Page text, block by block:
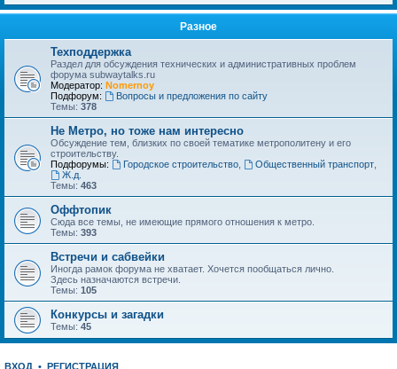
Разное
Техподдержка
Раздел для обсуждения технических и административных проблем
форума subwaytalks.ru
Модератор: Nomernoy
Подфорум:
Вопросы и предложения по сайту
Темы: 378
Не Метро, но тоже нам интересно
Обсуждение тем, близких по своей тематике метрополитену и его
строительству.
Подфорумы:
Городское строительство, Общественный транспорт,
Ж.д.
Темы: 463
Оффтопик
Сюда все темы, не имеющие прямого отношения к метро.
Темы: 393
Встречи и сабвейки
Иногда рамок форума не хватает. Хочется пообщаться лично.
Здесь назначаются встречи.
Темы: 105
Конкурсы и загадки
Темы: 45
ВХОД • РЕГИСТРАЦИЯ